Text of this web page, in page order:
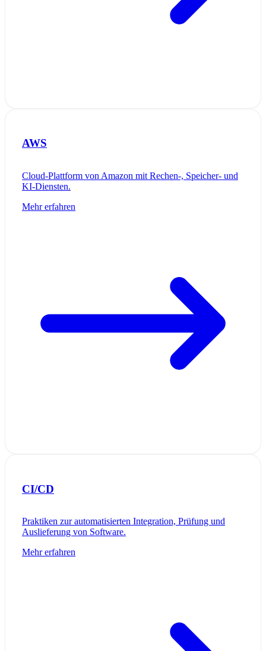
AWS
Cloud-Plattform von Amazon mit Rechen-, Speicher- und
KI-Diensten.
Mehr erfahren
CI/CD
Praktiken zur automatisierten Integration, Prüfung und
Auslieferung von Software.
Mehr erfahren